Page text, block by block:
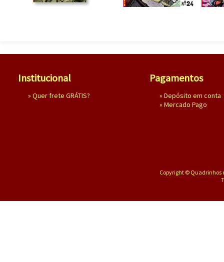
Institucional
» Quer frete GRÁTIS?
Pagamentos
» Depósito em conta
» Mercado Pago
Copyright © Quadrinhos